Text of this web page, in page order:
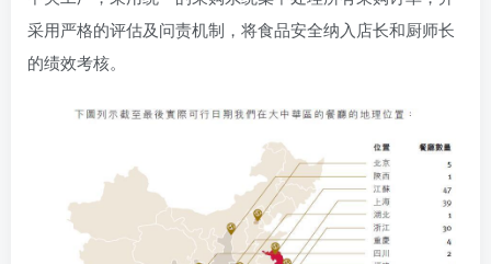
采用严格的评估及问责机制，将食品安全纳入店长和厨师长
的绩效考核。